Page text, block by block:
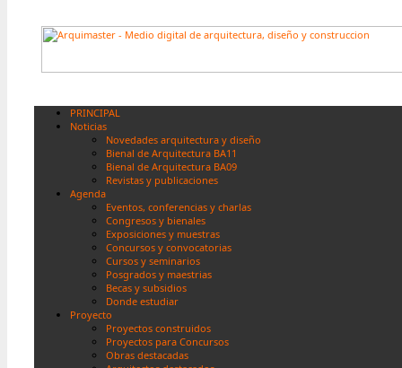
PRINCIPAL
Noticias
Novedades arquitectura y diseño
Bienal de Arquitectura BA11
Bienal de Arquitectura BA09
Revistas y publicaciones
Agenda
Eventos, conferencias y charlas
Congresos y bienales
Exposiciones y muestras
Concursos y convocatorias
Cursos y seminarios
Posgrados y maestrias
Becas y subsidios
Donde estudiar
Proyecto
Proyectos construidos
Proyectos para Concursos
Obras destacadas